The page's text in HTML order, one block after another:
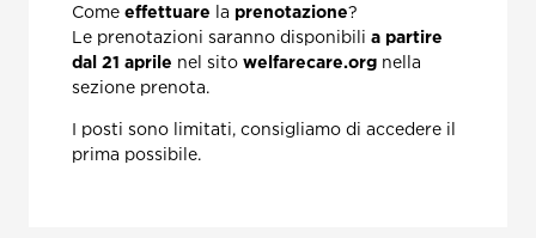
Come effettuare la prenotazione?
Le prenotazioni saranno disponibili a partire
dal 21 aprile nel sito welfarecare.org nella
sezione prenota.
I posti sono limitati, consigliamo di accedere il
prima possibile.